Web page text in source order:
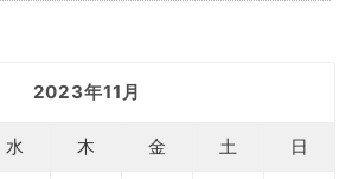
2023年11月
水 木 金 土 日